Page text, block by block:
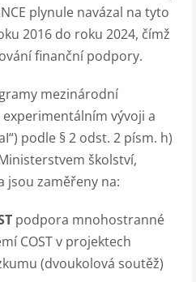
plynule navázal na tyto
2016 do roku 2024, čímž
finanční podpory.
mezinárodní
vývoji a
podle § 2 odst. 2 písm. h)
školství,
jsou zaměřeny na:
podpora mnohostranné
COST v projektech
(dvoukolová soutěž)